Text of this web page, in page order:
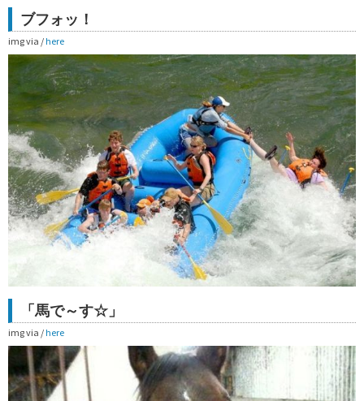
ブフォッ！
img via / here
「馬で～す☆」
img via / here